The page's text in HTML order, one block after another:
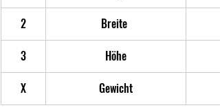
2
Breite
3
Höhe
X
Gewicht